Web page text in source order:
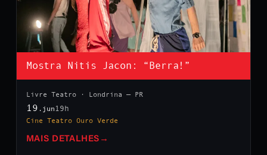
Mostra Nitis Jacon: “Berra!”
Livre Teatro · Londrina — PR
19 .jun 19h
Cine Teatro Ouro Verde
MAIS DETALHES →